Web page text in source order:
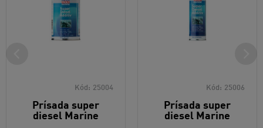
Kód: 25004
Prísada super
diesel Marine
Kód: 25006
Prísada super
diesel Marine